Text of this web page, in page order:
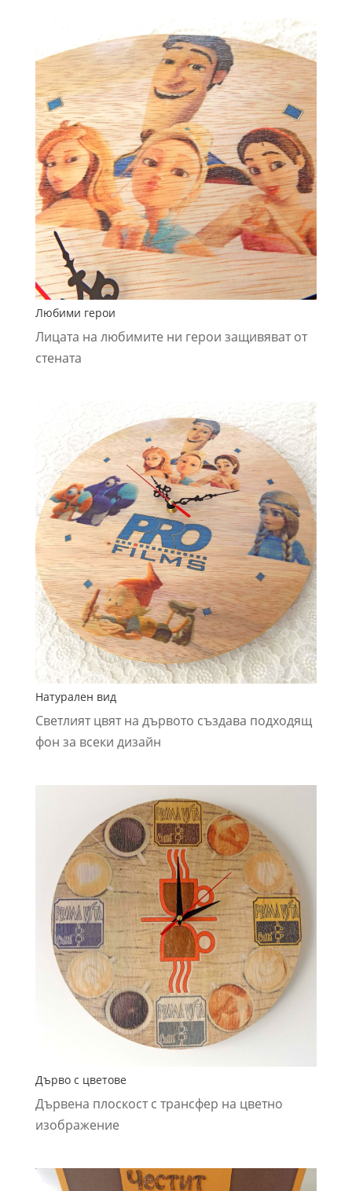
Любими герои
Лицата на любимите ни герои защивяват от
стената
Натурален вид
Светлият цвят на дървото създава подходящ
фон за всеки дизайн
Дърво с цветове
Дървена плоскост с трансфер на цветно
изображение